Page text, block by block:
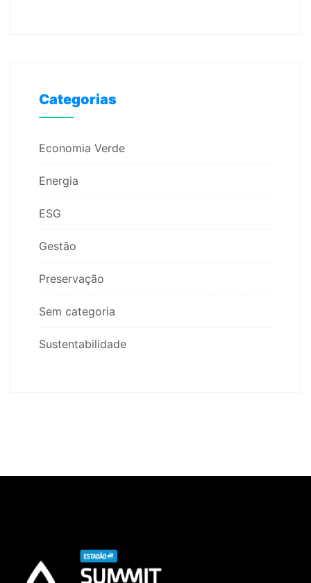
Categorias
Economia Verde
Energia
ESG
Gestão
Preservação
Sem categoria
Sustentabilidade